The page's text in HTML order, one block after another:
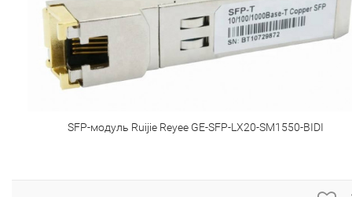
SFP-модуль Ruijie Reyee GE-SFP-LX20-SM1550-BIDI